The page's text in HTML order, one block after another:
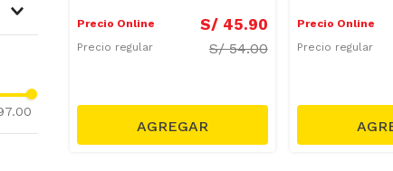
Precio Online S/ 45.90
Precio regular S/54.00
Precio Online
Precio regular